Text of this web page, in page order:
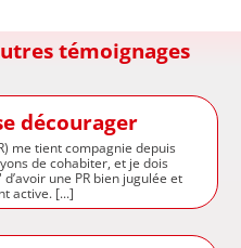
témoignages
décourager
me tient compagnie depuis
de cohabiter, et je dois
une PR bien jugulée et
active. [...]